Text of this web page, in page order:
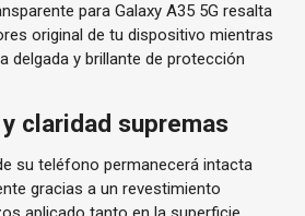
para Galaxy A35 5G resalta
original de tu dispositivo mientras
delgada y brillante de protección
claridad supremas
su teléfono permanecerá intacta
gracias a un revestimiento